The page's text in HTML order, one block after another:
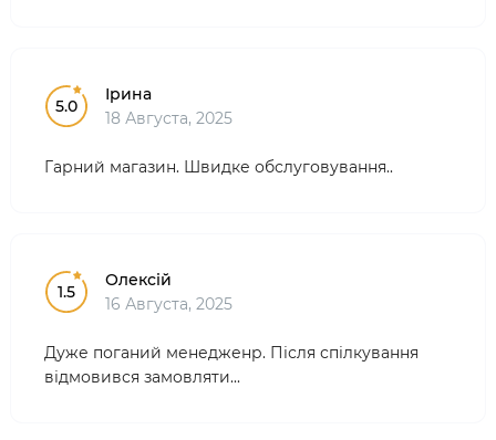
5.0
Ірина
18 Августа, 2025
Гарний магазин. Швидке обслуговування..
1.5
Олексій
16 Августа, 2025
Дуже поганий менедженр. Після спілкування
відмовився замовляти...